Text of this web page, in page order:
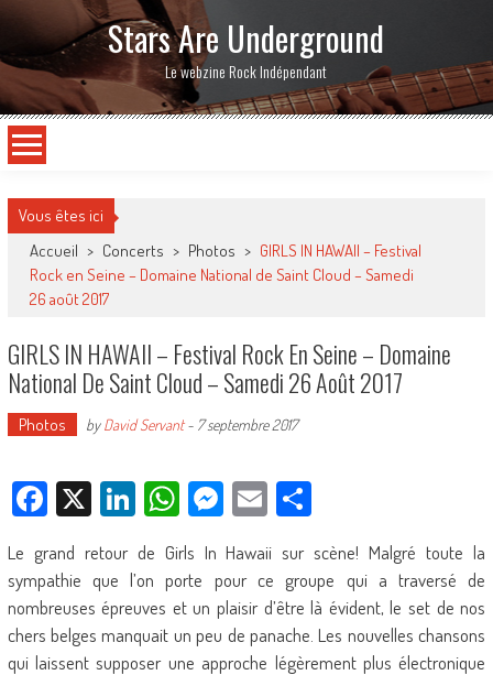
Stars Are Underground
Le webzine Rock Indépendant
Vous êtes ici
Accueil > Concerts > Photos > GIRLS IN HAWAII – Festival
Rock en Seine – Domaine National de Saint Cloud – Samedi
26 août 2017
GIRLS IN HAWAII – Festival Rock En Seine – Domaine
National De Saint Cloud – Samedi 26 Août 2017
Photos byDavid Servant- 7 septembre 2017
Facebook
X LinkedIn
WhatsApp
Messenger
EmailPartager
Le grand retour de Girls In Hawaii sur scène! Malgré toute la
sympathie que l’on porte pour ce groupe qui a traversé de
nombreuses épreuves et un plaisir d’être là évident, le set de nos
chers belges manquait un peu de panache. Les nouvelles chansons
qui laissent supposer une approche légèrement plus électronique